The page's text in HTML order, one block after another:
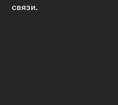
связи.